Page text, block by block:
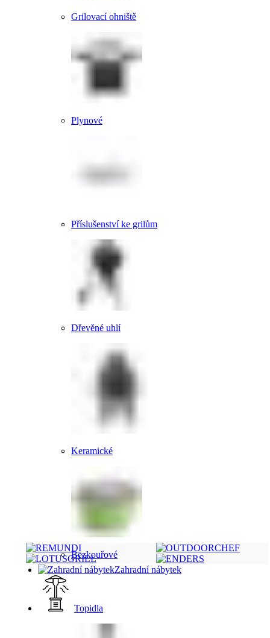
Grilovací ohniště
Plynové
Příslušenství ke grilům
Dřevěné uhlí
Keramické
Bezkouřové
Zahradní nábytek
Topidla